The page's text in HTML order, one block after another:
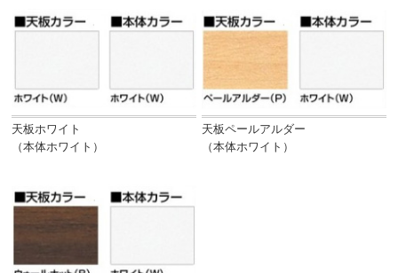
天板ホワイト
（本体ホワイト）
天板ペールアルダー
（本体ホワイト）